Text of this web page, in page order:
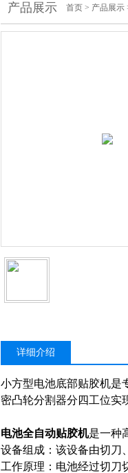
产品展示 首页 > 产品展示
详细介绍
小方型电池底部贴胶机是
密凸轮分割器分四工位实
电池全自动贴胶机是一种
设备组成‌：该设备由切刀
工作原理‌：电池经过切刀